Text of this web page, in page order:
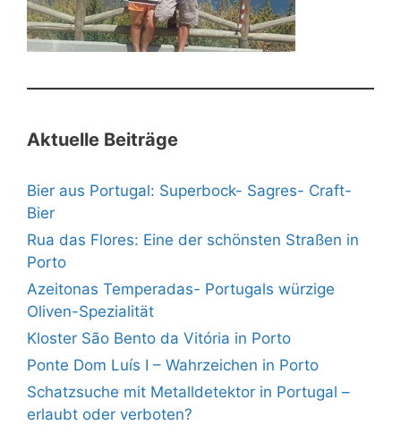
Aktuelle Beiträge
Bier aus Portugal: Superbock- Sagres- Craft-
Bier
Rua das Flores: Eine der schönsten Straßen in
Porto
Azeitonas Temperadas- Portugals würzige
Oliven-Spezialität
Kloster São Bento da Vitória in Porto
Ponte Dom Luís I – Wahrzeichen in Porto
Schatzsuche mit Metalldetektor in Portugal –
erlaubt oder verboten?